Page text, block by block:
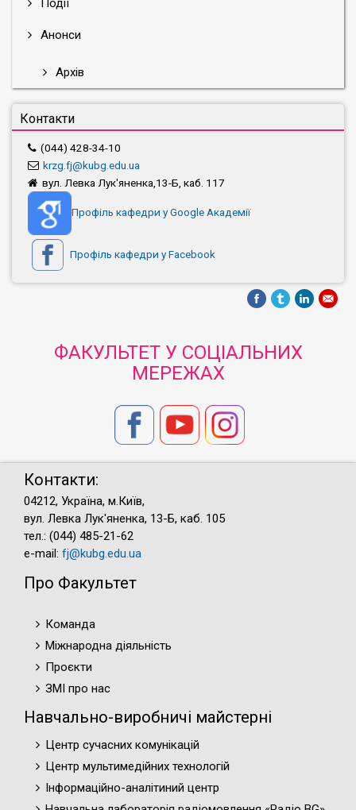
Події
Анонси
Архів
Контакти
(044) 428-34-10
krzg.fj@kubg.edu.ua
вул. Левка Лук'яненка,13-Б, каб. 117
Профіль кафедри у Google Академії
Профіль кафедри у Facebook
ФАКУЛЬТЕТ У СОЦІАЛЬНИХ
МЕРЕЖАХ
Контакти:
04212, Україна, м.Київ,
вул. Левка Лук'яненка, 13-Б, каб. 105
тел.: (044) 485-21-62
e-mail: fj@kubg.edu.ua
Про Факультет
Команда
Міжнародна діяльність
Проєкти
ЗМІ про нас
Навчально-виробничі майстерні
Центр сучасних комунікацій
Центр мультимедійних технологій
Інформаційно-аналітиний центр